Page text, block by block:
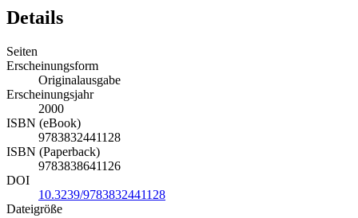
Details
Seiten
Erscheinungsform
Originalausgabe
Erscheinungsjahr
2000
ISBN (eBook)
9783832441128
ISBN (Paperback)
9783838641126
DOI
10.3239/9783832441128
Dateigröße